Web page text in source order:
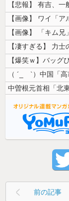
【爆笑ｗ】バッグ
中曽根元首相「北
前の記事